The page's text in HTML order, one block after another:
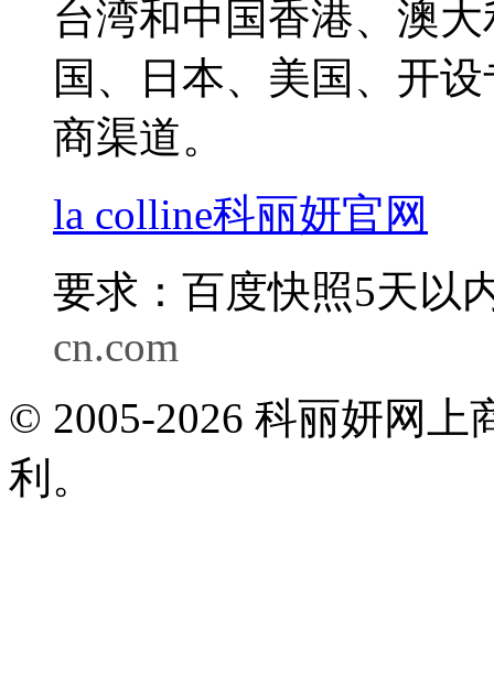
台湾和中国香港、澳
国、日本、美国、开
商渠道。
la colline科丽妍官网
要求：百度快照5天以
cn.com
© 2005-2026 科丽妍网
利。